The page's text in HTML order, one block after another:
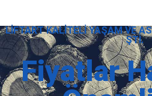
LIFTART KALITELI YAŞAM VE
ŞTI.
Fiyatlar